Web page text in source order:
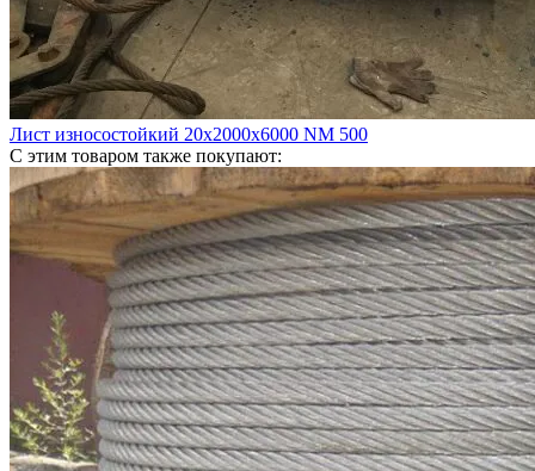
Лист износостойкий 20х2000х6000 NM 500
С этим товаром также покупают: